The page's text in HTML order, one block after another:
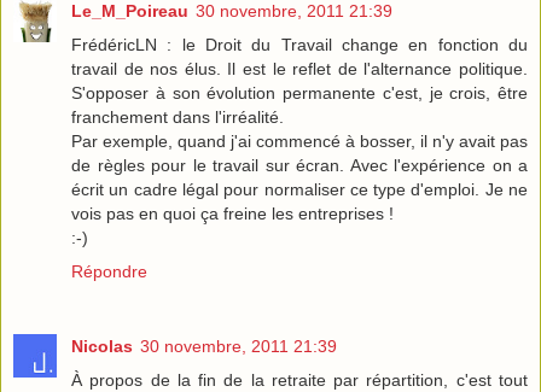
Le_M_Poireau 30 novembre, 2011 21:39
FrédéricLN : le Droit du Travail change en fonction du
travail de nos élus. Il est le reflet de l'alternance politique.
S'opposer à son évolution permanente c'est, je crois, être
franchement dans l'irréalité.
Par exemple, quand j'ai commencé à bosser, il n'y avait pas
de règles pour le travail sur écran. Avec l'expérience on a
écrit un cadre légal pour normaliser ce type d'emploi. Je ne
vois pas en quoi ça freine les entreprises !
:-)
Répondre
Nicolas 30 novembre, 2011 21:39
À propos de la fin de la retraite par répartition, c'est tout